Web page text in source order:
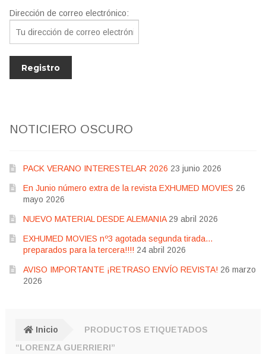
Dirección de correo electrónico:
NOTICIERO OSCURO
PACK VERANO INTERESTELAR 2026 23 junio 2026
En Junio número extra de la revista EXHUMED MOVIES 26
mayo 2026
NUEVO MATERIAL DESDE ALEMANIA 29 abril 2026
EXHUMED MOVIES nº3 agotada segunda tirada…
preparados para la tercera!!!! 24 abril 2026
AVISO IMPORTANTE ¡RETRASO ENVÍO REVISTA! 26 marzo
2026
Inicio
PRODUCTOS ETIQUETADOS
“LORENZA GUERRIERI”